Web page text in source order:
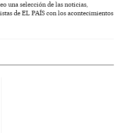
una selección de las noticias,
de EL PAÍS con los acontecimientos